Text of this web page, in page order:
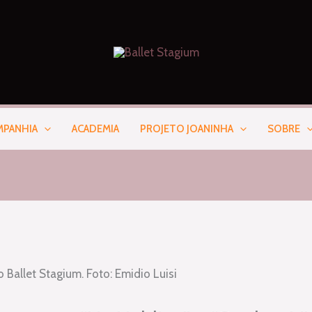
ACADEMIA PROJETO JOANINHA SOBRE